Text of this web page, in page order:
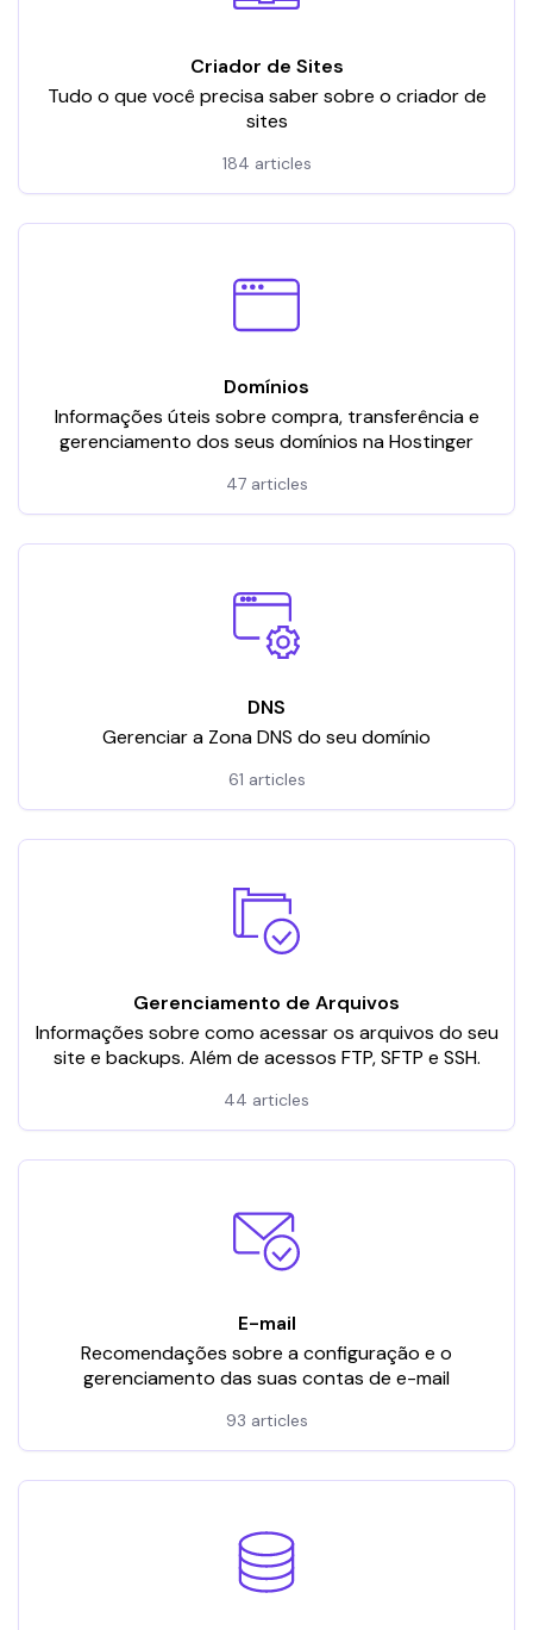
Criador de Sites
Tudo o que você precisa saber sobre o criador de
sites
184 articles
Domínios
Informações úteis sobre compra, transferência e
gerenciamento dos seus domínios na Hostinger
47 articles
DNS
Gerenciar a Zona DNS do seu domínio
61 articles
Gerenciamento de Arquivos
Informações sobre como acessar os arquivos do seu
site e backups. Além de acessos FTP, SFTP e SSH.
44 articles
E-mail
Recomendações sobre a configuração e o
gerenciamento das suas contas de e-mail
93 articles